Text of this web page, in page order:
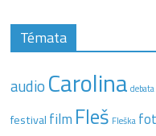
Témata
audio Carolina debata
festival film Fleš Fleška